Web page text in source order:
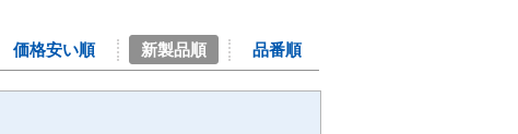
価格安い順 新製品順 品番順